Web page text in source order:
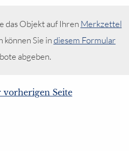
das Objekt auf Ihren Merkzettel
können Sie indiesem Formular
abgeben.
Seite